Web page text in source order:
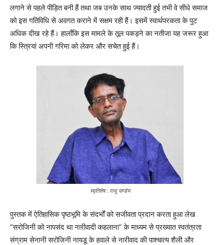
लगाने से पहले पीड़ित बनी हैं तथा जब उनके साथ ज्यादती हुई तभी वे सीधे समाज
को इस गतिविधि से अवगत कराने में सक्षम रही हैं। इसमें स्वार्थपरकता के पुट
अधिक दीख रहे हैं। हालाँकि इस मामले के तूल पकड़ने का नतीजा यह जरूर हुआ
कि स्त्रियां अपनी गरिमा को लेकर और सचेत हुई हैं।
स्मृतिशेष : राजू पाण्डेय
पुस्तक में ऐतिहासिक पृष्ठभूमि के संदर्भों को सजीवता प्रदान करता हुआ लेख
“सरोजिनी को नापसंद था नारीवादी कहलाना” के माध्यम से प्रख्यात स्वतंत्रता
संग्राम सेनानी सरोजिनी नायडू के हवाले से नारीवाद की पाश्चात्य शैली और